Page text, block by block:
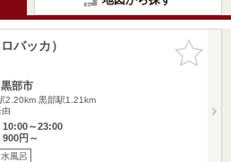
お気に入
りに追加
バッカ）
部市
2.20km 黒部駅1.21km
10:00～23:00
900円～
水風呂